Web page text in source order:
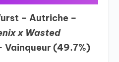
– Autriche –
x Wasted
Vainqueur (49.7%)